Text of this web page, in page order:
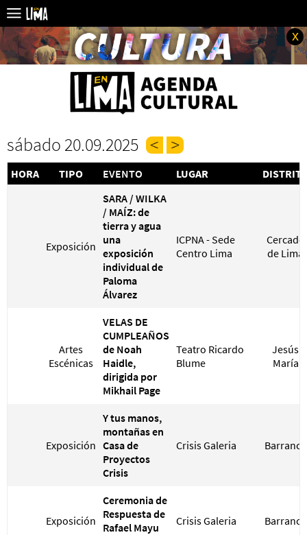
x
sábado 20.09.2025
HORA TIPO EVENTO LUGAR
Exposición
SARA / WILKA
/ MAÍZ: de
tierra y agua
una
exposición
individual de
Paloma
Álvarez
ICPNA - Sede
Centro Lima
Cercado
de Lima
Artes
Escénicas
VELAS DE
CUMPLEAÑOS
de Noah
Haidle,
dirigida por
Mikhail Page
Teatro Ricardo
Blume
Jesús
María
Exposición
Y tus manos,
montañas en
Casa de
Proyectos
Crisis
Crisis Galeria Barranco
Exposición
Ceremonia de
Respuesta de
Rafael Mayu
Crisis Galeria Barranco